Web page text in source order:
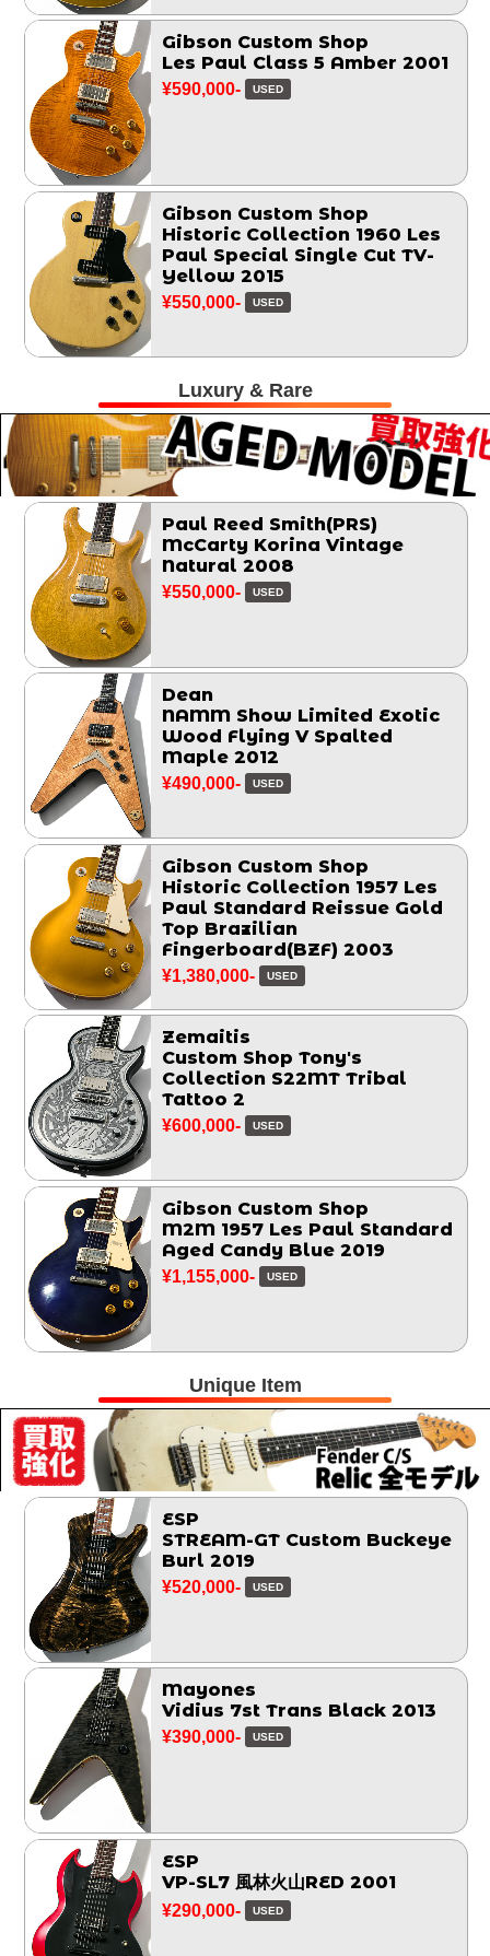
Gibson Custom Shop
Les Paul Class 5 Amber 2001
¥590,000- USED
Gibson Custom Shop
Historic Collection 1960 Les
Paul Special Single Cut TV-
Yellow 2015
¥550,000- USED
Luxury & Rare
Paul Reed Smith(PRS)
McCarty Korina Vintage
Natural 2008
¥550,000- USED
Dean
NAMM Show Limited Exotic
Wood Flying V Spalted
Maple 2012
¥490,000- USED
Gibson Custom Shop
Historic Collection 1957 Les
Paul Standard Reissue Gold
Top Brazilian
Fingerboard(BZF) 2003
¥1,380,000- USED
Zemaitis
Custom Shop Tony's
Collection S22MT Tribal
Tattoo 2
¥600,000- USED
Gibson Custom Shop
M2M 1957 Les Paul Standard
Aged Candy Blue 2019
¥1,155,000- USED
Unique Item
ESP
STREAM-GT Custom Buckeye
Burl 2019
¥520,000- USED
Mayones
Vidius 7st Trans Black 2013
¥390,000- USED
ESP
VP-SL7 風林火山RED 2001
¥290,000- USED